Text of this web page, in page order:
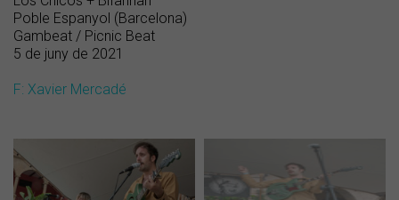
Poble Espanyol (Barcelona)
Gambeat / Picnic Beat
5 de juny de 2021
F: Xavier Mercadé